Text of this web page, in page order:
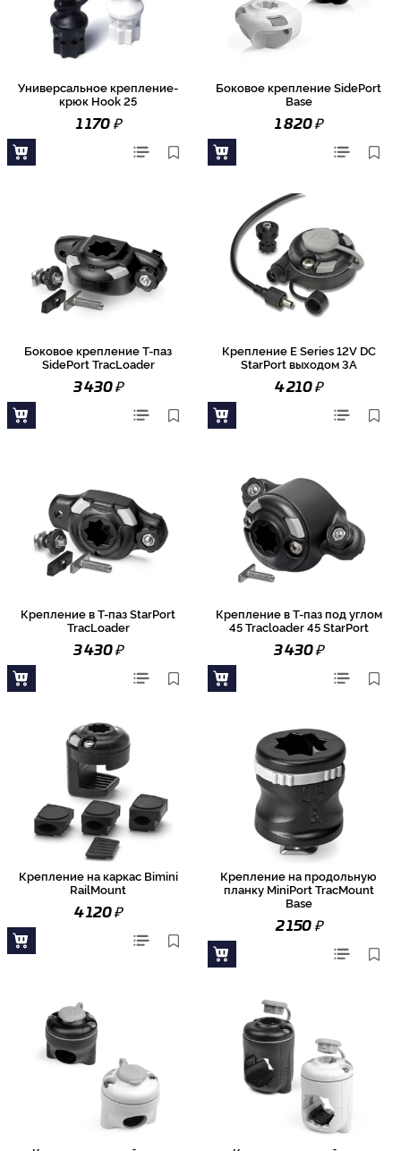
Универсальное крепление-
крюк Hook 25
1 170₽
Боковое крепление SidePort
Base
1 820₽
Боковое крепление Т-паз
SidePort TracLoader
3 430₽
Крепление E Series 12V DC
StarPort выходом 3А
4 210₽
Крепление в Т-паз StarPort
TracLoader
3 430₽
Крепление в Т-паз под углом
45 Tracloader 45 StarPort
3 430₽
Крепление на каркас Bimini
RailMount
4 120₽
Крепление на продольную
планку MiniPort TracMount
Base
2 150₽